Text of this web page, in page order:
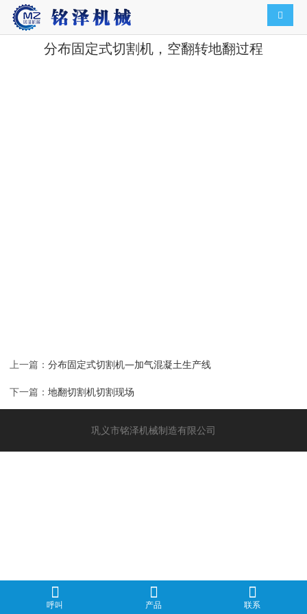
导航
分布固定式切割机，空翻转地翻过程
上一篇： 分布固定式切割机—加气混凝土生产线
下一篇： 地翻切割机切割现场
巩义市铭泽机械制造有限公司
呼叫 产品 联系